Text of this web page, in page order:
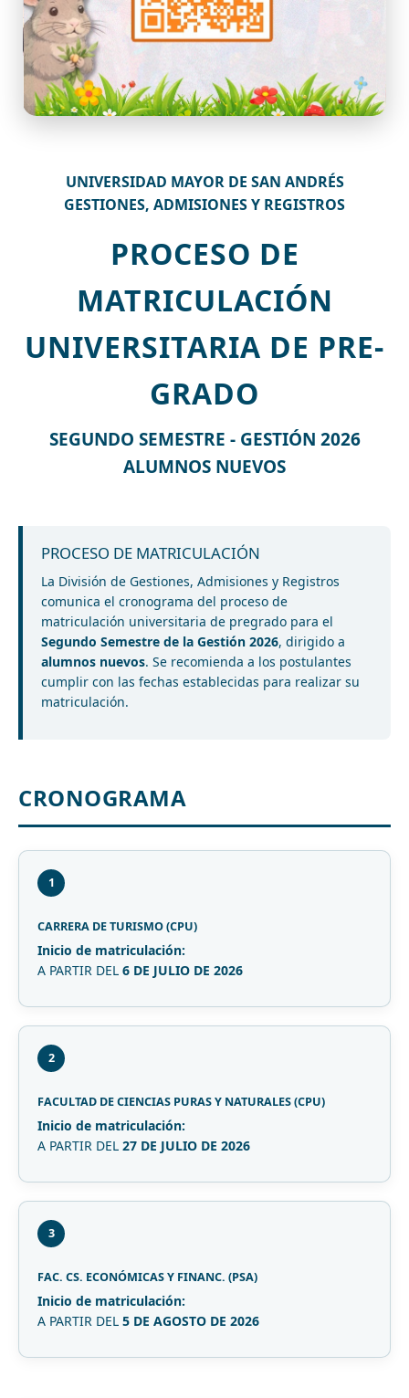
UNIVERSIDAD MAYOR DE SAN ANDRÉS
GESTIONES, ADMISIONES Y REGISTROS
PROCESO DE
MATRICULACIÓN
UNIVERSITARIA DE PRE-
GRADO
SEGUNDO SEMESTRE - GESTIÓN 2026
ALUMNOS NUEVOS
PROCESO DE MATRICULACIÓN
La División de Gestiones, Admisiones y Registros
comunica el cronograma del proceso de
matriculación universitaria de pregrado para el
Segundo Semestre de la Gestión 2026, dirigido a
alumnos nuevos. Se recomienda a los postulantes
cumplir con las fechas establecidas para realizar su
matriculación.
CRONOGRAMA
1
CARRERA DE TURISMO (CPU)
Inicio de matriculación:
A PARTIR DEL 6 DE JULIO DE 2026
2
FACULTAD DE CIENCIAS PURAS Y NATURALES (CPU)
Inicio de matriculación:
A PARTIR DEL 27 DE JULIO DE 2026
3
FAC. CS. ECONÓMICAS Y FINANC. (PSA)
Inicio de matriculación:
A PARTIR DEL 5 DE AGOSTO DE 2026